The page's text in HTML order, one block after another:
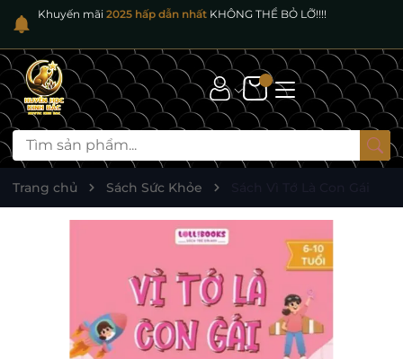
Khuyến mãi 2025 hấp dẫn nhất KHÔNG THỂ BỎ LỠ!!!!
Trang chủ Sách Sức Khỏe